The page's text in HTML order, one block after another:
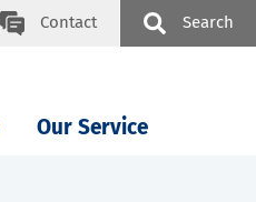
Contact Search
Our Service